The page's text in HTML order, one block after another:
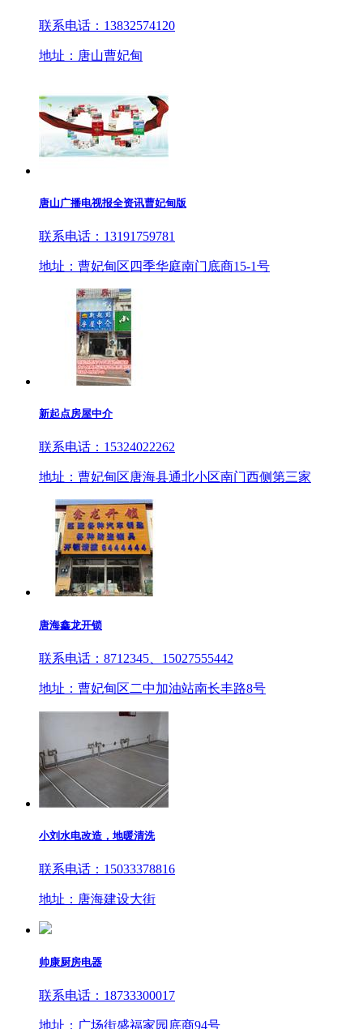
联系电话：13832574120
地址：唐山曹妃甸
唐山广播电视报全资讯曹妃甸版
联系电话：13191759781
地址：曹妃甸区四季华庭南门底商15-1号
新起点房屋中介
联系电话：15324022262
地址：曹妃甸区唐海县通北小区南门西侧第三家
唐海鑫龙开锁
联系电话：8712345、15027555442
地址：曹妃甸区二中加油站南长丰路8号
小刘水电改造，地暖清洗
联系电话：15033378816
地址：唐海建设大街
帅康厨房电器
联系电话：18733300017
地址：广场街盛福家园底商94号